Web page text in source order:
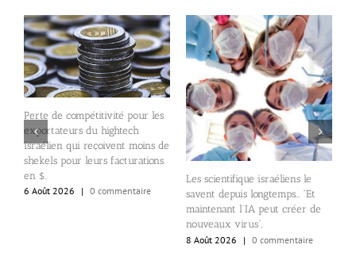
Perte de compétitivité pour les
exportateurs du hightech
israélien qui reçoivent moins de
shekels pour leurs facturations
en $.
6 Août 2026
| 0 commentaire
Les scientifique israéliens le
savent depuis longtemps… “Et
maintenant l’IA peut créer de
nouveaux virus”,
8 Août 2026
| 0 commentaire